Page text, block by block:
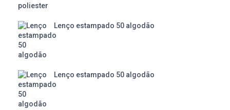
Lenço estampado 50 algodão
Lenço estampado 50 algodão